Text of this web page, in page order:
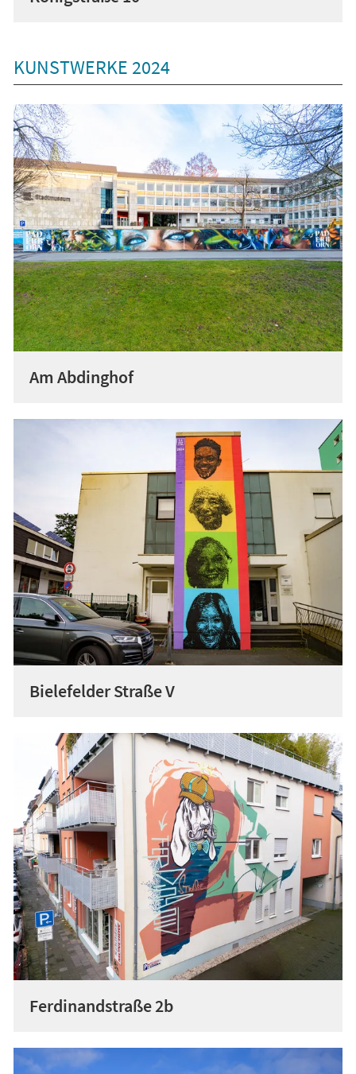
KUNSTWERKE 2024
Am Abdinghof
Bielefelder Straße V
Ferdinandstraße 2b